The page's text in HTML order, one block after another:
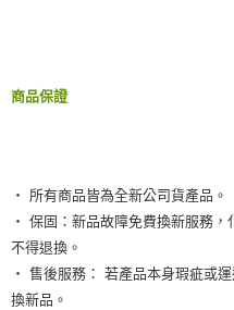
時審查核予不同之上限額度；若仍
國際宅配-直送海外
商品保證
‧ 所有商品皆為全新公司貨產品。
‧ 保固：新品故障免費換新服務
不得退換。
‧ 售後服務： 若產品本身瑕疵或
換新品。